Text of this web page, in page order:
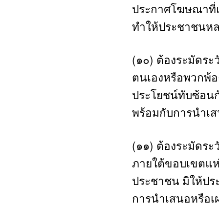
ประกาศโฆษณาที่
ทำให้ประชาชนห
(๑๐) ต้องระมัดร
ตนเองหรือพวกพ้
ประโยชน์ทับซ้อน
พร้อมกับการนำเ
(๑๑) ต้องระมัดร
ภายใต้ขอบเขตแ
ประชาชน มิให้ปร
การนำเสนอหรือ